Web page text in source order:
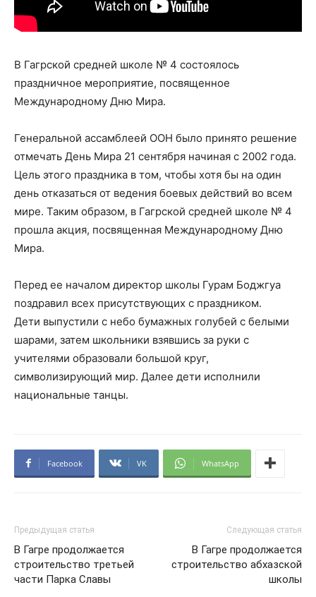
В Гагрской средней школе № 4 состоялось
праздничное мероприятие, посвященное
Международному Дню Мира.
Генеральной ассамблеей ООН было принято решение
отмечать День Мира 21 сентября начиная с 2002 года.
Цель этого праздника в том, чтобы хотя бы на один
день отказаться от ведения боевых действий во всем
мире. Таким образом, в Гагрской средней школе № 4
прошла акция, посвященная Международному Дню
Мира.
Перед ее началом директор школы Гурам Боджгуа
поздравил всех присутствующих с праздником.
Дети выпустили с небо бумажных голубей с белыми
шарами, затем школьники взявшись за руки с
учителями образовали большой круг,
символизирующий мир. Далее дети исполнили
национальные танцы.
Facebook VK WhatsApp
Предыдущая статья
В Гагре продолжается
строительство третьей
части Парка Славы
Следующая статья
В Гагре продолжается
строительство абхазской
школы